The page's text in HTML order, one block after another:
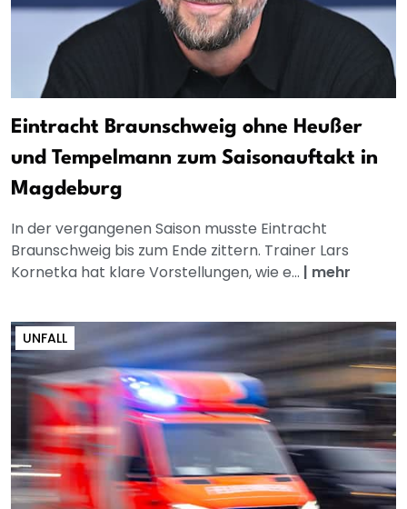
Eintracht Braunschweig ohne Heußer
und Tempelmann zum Saisonauftakt in
Magdeburg
In der vergangenen Saison musste Eintracht
Braunschweig bis zum Ende zittern. Trainer Lars
Kornetka hat klare Vorstellungen, wie e... | mehr
UNFALL